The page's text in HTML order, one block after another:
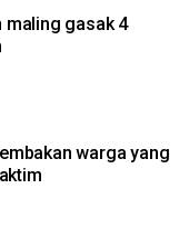
maling gasak 4
warga yang